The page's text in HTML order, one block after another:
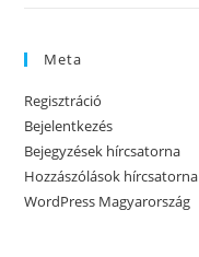
Meta
Regisztráció
Bejelentkezés
Bejegyzések hírcsatorna
Hozzászólások hírcsatorna
WordPress Magyarország